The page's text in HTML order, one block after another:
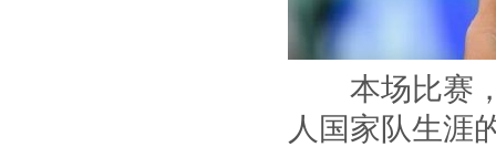
本场比赛，
人国家队生涯